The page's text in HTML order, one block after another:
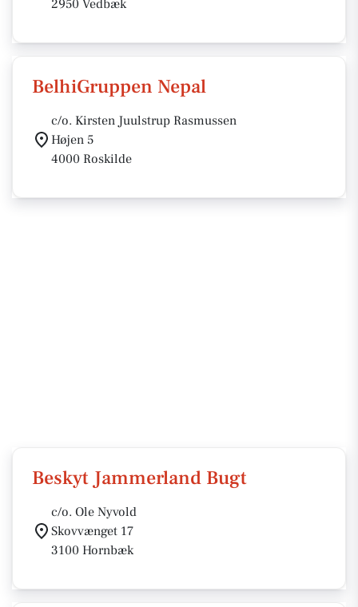
2950 Vedbæk
BelhiGruppen Nepal
c/o. Kirsten Juulstrup Rasmussen
Højen 5
4000 Roskilde
Beskyt Jammerland Bugt
c/o. Ole Nyvold
Skovvænget 17
3100 Hornbæk